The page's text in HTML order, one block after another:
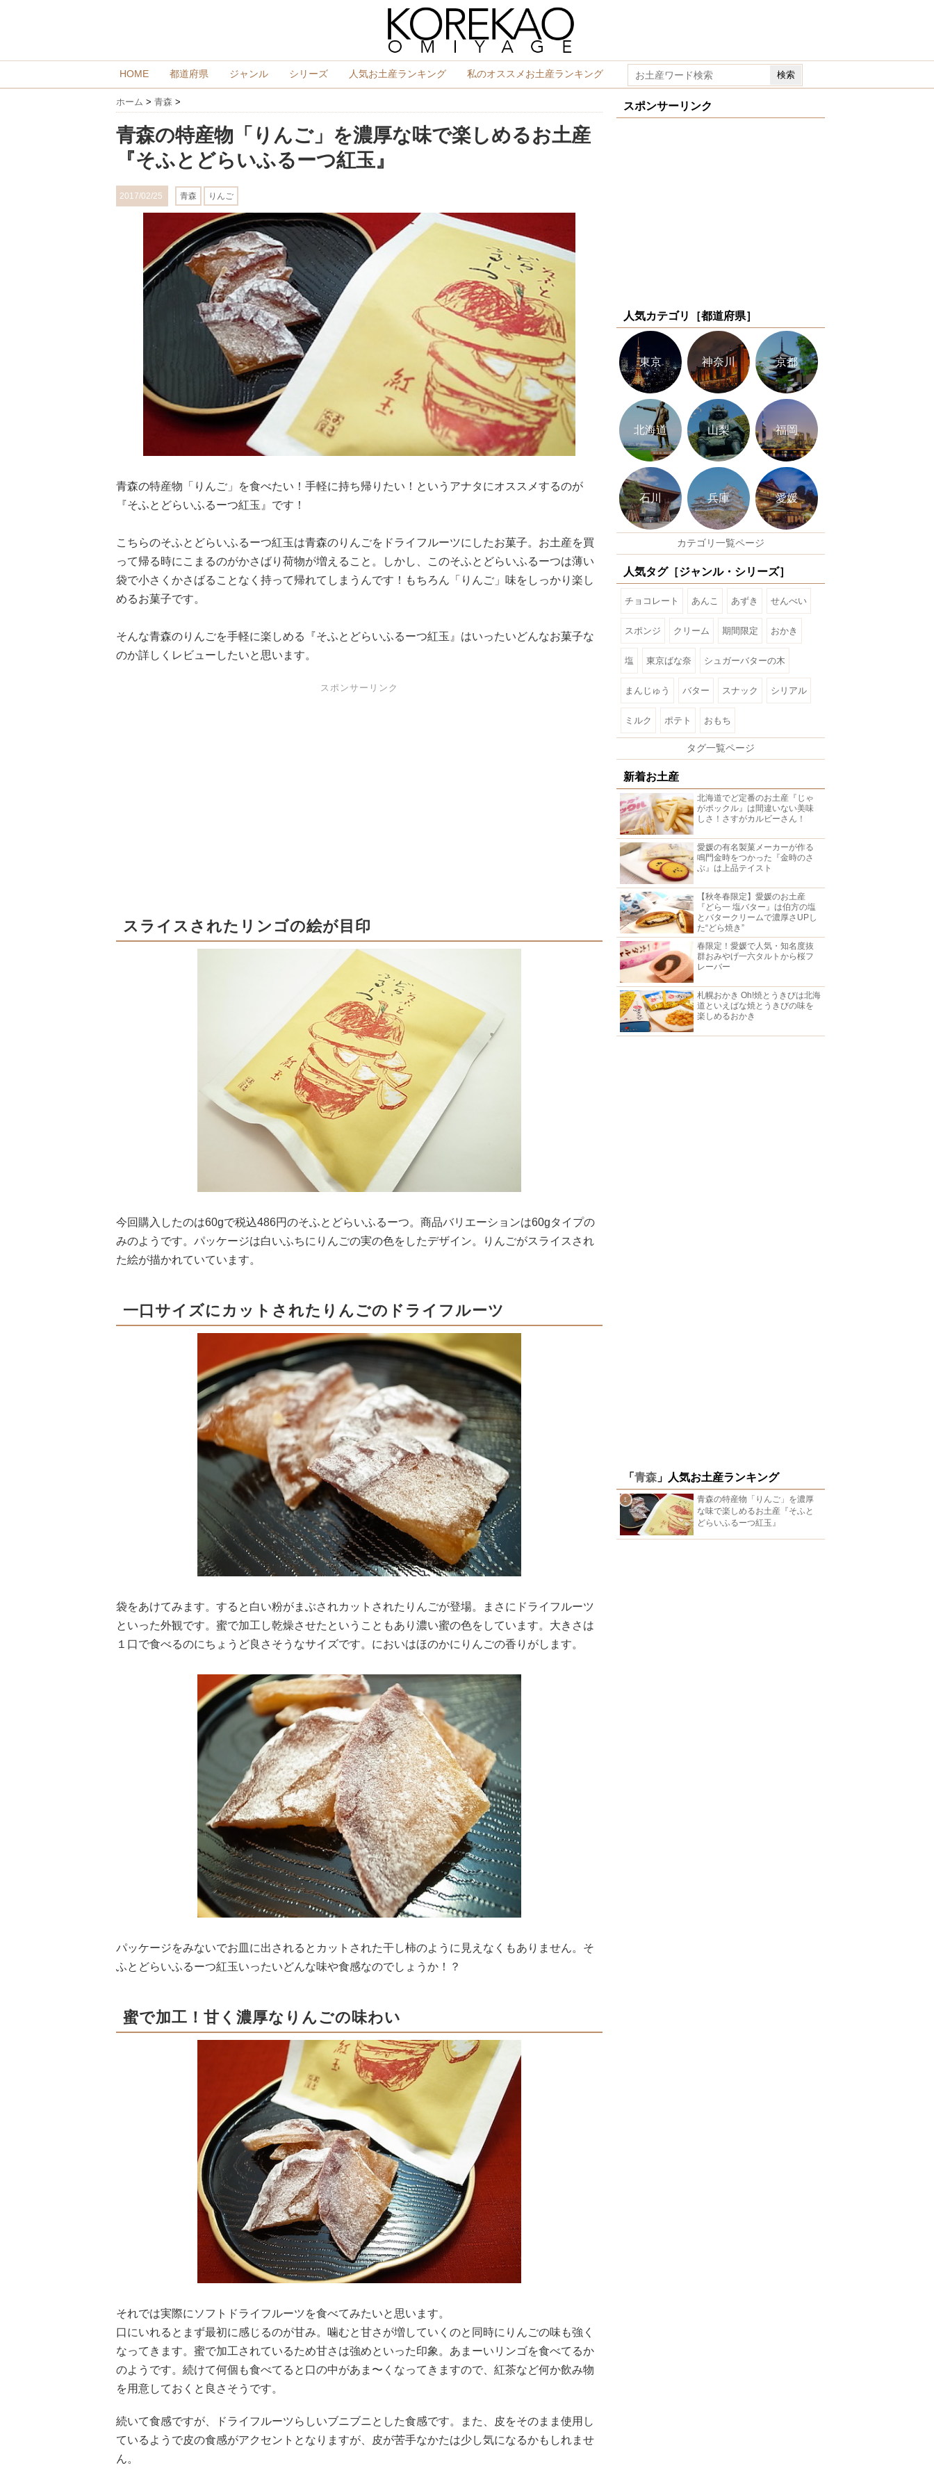
HOME 都道府県 ジャンル シリーズ 人気お土産ランキング 私のオススメお土産ランキング
ホーム > 青森 >
青森の特産物「りんご」を濃厚な味で楽しめるお土産
『そふとどらいふるーつ紅玉』
2017/02/25 青森 りんご
青森の特産物「りんご」を食べたい！手軽に持ち帰りたい！というアナタにオススメするのが
『そふとどらいふるーつ紅玉』です！
こちらのそふとどらいふるーつ紅玉は青森のりんごをドライフルーツにしたお菓子。お土産を買
って帰る時にこまるのがかさばり荷物が増えること。しかし、このそふとどらいふるーつは薄い
袋で小さくかさばることなく持って帰れてしまうんです！もちろん「りんご」味をしっかり楽し
めるお菓子です。
そんな青森のりんごを手軽に楽しめる『そふとどらいふるーつ紅玉』はいったいどんなお菓子な
のか詳しくレビューしたいと思います。
スポンサーリンク
スライスされたリンゴの絵が目印
今回購入したのは60gで税込486円のそふとどらいふるーつ。商品バリエーションは60gタイプの
みのようです。パッケージは白いふちにりんごの実の色をしたデザイン。りんごがスライスされ
た絵が描かれていています。
一口サイズにカットされたりんごのドライフルーツ
袋をあけてみます。すると白い粉がまぶされカットされたりんごが登場。まさにドライフルーツ
といった外観です。蜜で加工し乾燥させたということもあり濃い蜜の色をしています。大きさは
１口で食べるのにちょうど良さそうなサイズです。においはほのかにりんごの香りがします。
パッケージをみないでお皿に出されるとカットされた干し柿のように見えなくもありません。そ
ふとどらいふるーつ紅玉いったいどんな味や食感なのでしょうか！？
蜜で加工！甘く濃厚なりんごの味わい
それでは実際にソフトドライフルーツを食べてみたいと思います。
口にいれるとまず最初に感じるのが甘み。噛むと甘さが増していくのと同時にりんごの味も強く
なってきます。蜜で加工されているため甘さは強めといった印象。あまーいリンゴを食べてるか
のようです。続けて何個も食べてると口の中があま〜くなってきますので、紅茶など何か飲み物
を用意しておくと良さそうです。
続いて食感ですが、ドライフルーツらしいブニブニとした食感です。また、皮をそのまま使用し
ているようで皮の食感がアクセントとなりますが、皮が苦手なかたは少し気になるかもしれませ
ん。
スポンサーリンク
人気カテゴリ［都道府県］
東京 神奈川 京都
北海道 山梨 福岡
石川 兵庫 愛媛
カテゴリ一覧ページ
人気タグ［ジャンル・シリーズ］
チョコレート あんこ あずき せんべい
スポンジ クリーム 期間限定 おかき
塩 東京ばな奈 シュガーバターの木
まんじゅう バター スナック シリアル
ミルク ポテト おもち
タグ一覧ページ
新着お土産
北海道でど定番のお土産『じゃ
がポックル』は間違いない美味
しさ！さすがカルビーさん！
愛媛の有名製菓メーカーが作る
鳴門金時をつかった『金時のさ
ぶ』は上品テイスト
【秋冬春限定】愛媛のお土産
『どら一 塩バター』は伯方の塩
とバタークリームで濃厚さUPし
た“どら焼き”
春限定！愛媛で人気・知名度抜
群おみやげ一六タルトから桜フ
レーバー
札幌おかき Oh!焼とうきびは北海
道といえばな焼とうきびの味を
楽しめるおかき
「 青森 」人気お土産ランキング
青森の特産物「りんご」を濃厚
な味で楽しめるお土産『そふと
どらいふるーつ紅玉』